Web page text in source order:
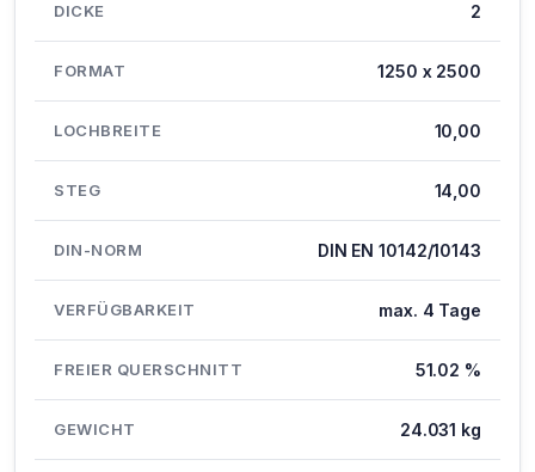
DICKE 2
FORMAT 1250 x 2500
LOCHBREITE 10,00
STEG 14,00
DIN-NORM DIN EN 10142/10143
VERFÜGBARKEIT max. 4 Tage
FREIER QUERSCHNITT 51.02 %
GEWICHT 24.031 kg